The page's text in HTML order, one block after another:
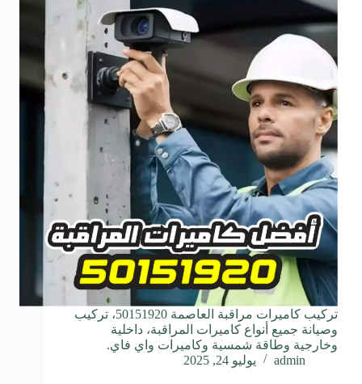
تركيب كاميرات مراقبة العاصمة 50151920، تركيب
وصيانة جميع أنواع كاميرات المراقبة، داخلية
وخارجية وطاقة شمسية وكاميرات واي فاي.
admin
يوليو 24, 2025